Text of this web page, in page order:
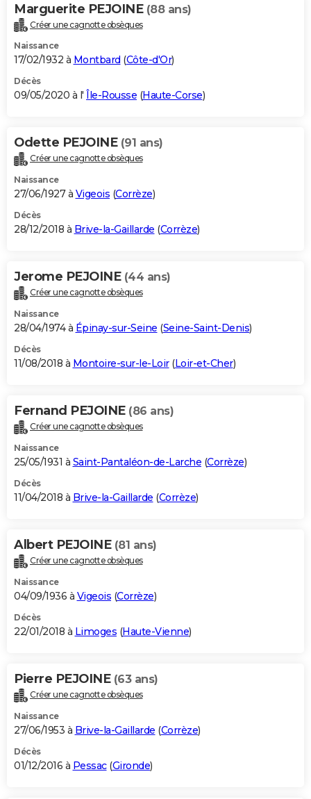
Marguerite PEJOINE (88 ans)
Créer une cagnotte obsèques
Naissance
17/02/1932 à Montbard (Côte-d'Or)
Décès
09/05/2020 à l' Île-Rousse (Haute-Corse)
Odette PEJOINE (91 ans)
Créer une cagnotte obsèques
Naissance
27/06/1927 à Vigeois (Corrèze)
Décès
28/12/2018 à Brive-la-Gaillarde (Corrèze)
Jerome PEJOINE (44 ans)
Créer une cagnotte obsèques
Naissance
28/04/1974 à Épinay-sur-Seine (Seine-Saint-Denis)
Décès
11/08/2018 à Montoire-sur-le-Loir(Loir-et-Cher)
Fernand PEJOINE (86 ans)
Créer une cagnotte obsèques
Naissance
25/05/1931 à Saint-Pantaléon-de-Larche (Corrèze)
Décès
11/04/2018 à Brive-la-Gaillarde (Corrèze)
Albert PEJOINE (81 ans)
Créer une cagnotte obsèques
Naissance
04/09/1936 à Vigeois (Corrèze)
Décès
22/01/2018 à Limoges (Haute-Vienne)
Pierre PEJOINE (63 ans)
Créer une cagnotte obsèques
Naissance
27/06/1953 à Brive-la-Gaillarde (Corrèze)
Décès
01/12/2016 à Pessac(Gironde)